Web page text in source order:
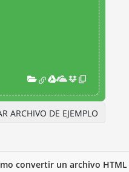
ARCHIVO DE EJEMPLO
convertir un archivo HTML